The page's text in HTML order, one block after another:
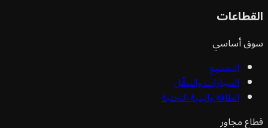
أساسي
التصنيع
السيارات والتنقّل
الطاقة والبنية التحتية
مجاور